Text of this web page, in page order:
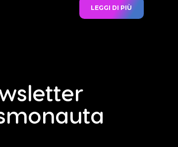
LEGGI DI PIÙ